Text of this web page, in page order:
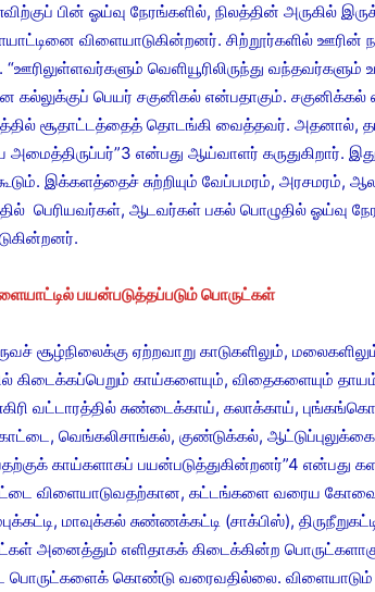
பின் ஓய்வு நேரங்களில், நிலத்தின் அருகில்
விளையாடுகின்றனர். சிற்றூர்களில் ஊரின்
“ஊரிலுள்ளவர்களும் வெளியூரிலிருந்து
கல்லுக்குப் பெயர் சகுனிகல் என்பதாகும்.
சூதாட்டத்தைத் தொடங்கி வைத்தவர். அதனால்,
என்பது ஆய்வாளர் கருதுகிறார்.
இக்களத்தைச் சுற்றியும் வேப்பமரம், அரசமரம்,
பெரியவர்கள், ஆடவர்கள் பகல் பொழுதில் ஓய்வு
பயன்படுத்தப்படும் பொருட்கள்
ஏற்றவாறு காடுகளிலும், மலைகளிலும்,
கிடைக்கப்பெறும் காய்களையும், விதைகளையும்
வட்டாரத்தில் சுண்டைக்காய், கலாக்காய்,
வெங்கலிசாங்கல், குண்டுக்கல்,
காய்களாகப் பயன்படுத்துகின்றனர்”4 என்பது
விளையாடுவதற்கான, கட்டங்களை வரைய
மாவுக்கல் சுண்ணக்கட்டி (சாக்பிஸ்),
அனைத்தும் எளிதாகக் கிடைக்கின்ற
கொண்டு வரைவதில்லை. விளையாடும்